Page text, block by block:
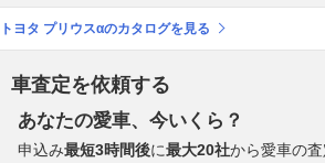
トヨタ プリウスαのカタログを見る
車査定を依頼する
あなたの愛車、今いくら？
申込み最短3時間後に最大20社から愛車の